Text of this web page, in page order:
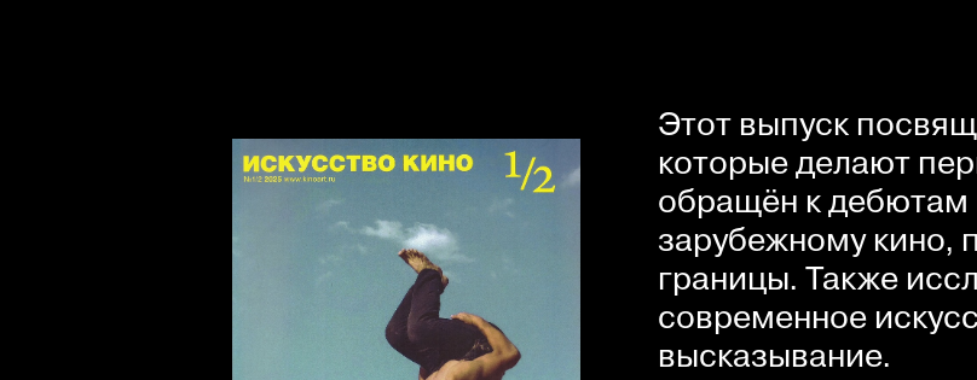
Этот выпуск
которые делают
обращён к дебютам
зарубежному кино,
границы. Также
современное
высказывание.